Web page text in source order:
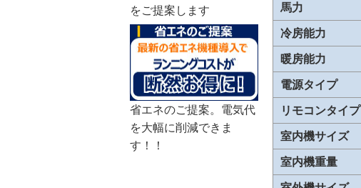
をご提案します
省エネのご提案。電気代
を大幅に削減できま
す！！
馬力
冷房能力
暖房能力
電源タイプ
リモコンタイプ
室内機サイズ
室内機重量